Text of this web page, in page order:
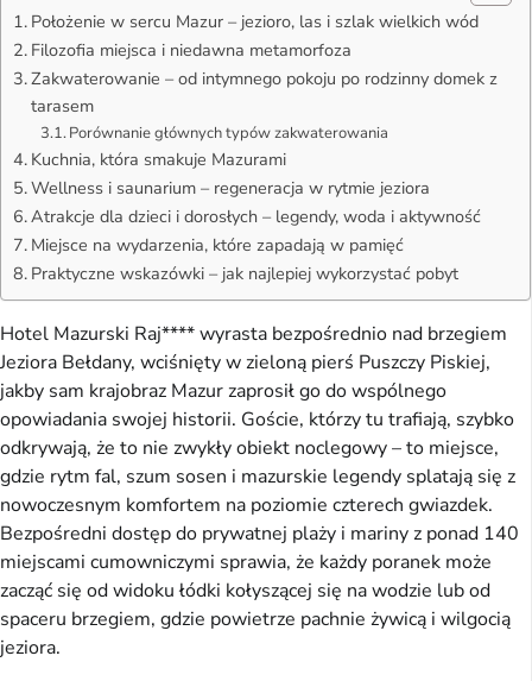
Położenie w sercu Mazur – jezioro, las i szlak wielkich wód
Filozofia miejsca i niedawna metamorfoza
Zakwaterowanie – od intymnego pokoju po rodzinny domek z
tarasem
Porównanie głównych typów zakwaterowania
Kuchnia, która smakuje Mazurami
Wellness i saunarium – regeneracja w rytmie jeziora
Atrakcje dla dzieci i dorosłych – legendy, woda i aktywność
Miejsce na wydarzenia, które zapadają w pamięć
Praktyczne wskazówki – jak najlepiej wykorzystać pobyt
Hotel Mazurski Raj**** wyrasta bezpośrednio nad brzegiem
Jeziora Bełdany, wciśnięty w zieloną pierś Puszczy Piskiej,
jakby sam krajobraz Mazur zaprosił go do wspólnego
opowiadania swojej historii. Goście, którzy tu trafiają, szybko
odkrywają, że to nie zwykły obiekt noclegowy – to miejsce,
gdzie rytm fal, szum sosen i mazurskie legendy splatają się z
nowoczesnym komfortem na poziomie czterech gwiazdek.
Bezpośredni dostęp do prywatnej plaży i mariny z ponad 140
miejscami cumowniczymi sprawia, że każdy poranek może
zacząć się od widoku łódki kołyszącej się na wodzie lub od
spaceru brzegiem, gdzie powietrze pachnie żywicą i wilgocią
jeziora.